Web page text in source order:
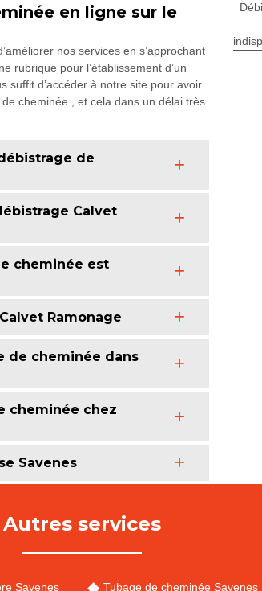
en ligne sur le
nos services en s’approchant
rubrique pour l’établissement d’un
suffit d’accéder à notre site pour avoir
cheminée., et cela dans un délai très
de
Calvet
cheminée est
Ramonage
de cheminée dans
cheminée chez
Savenes
Autres services
Savenes
Tubage de cheminée Savenes